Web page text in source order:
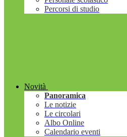
Percorsi di studio
Novità
Panoramica
Le notizie
Le circolari
Albo Online
Calendario eventi